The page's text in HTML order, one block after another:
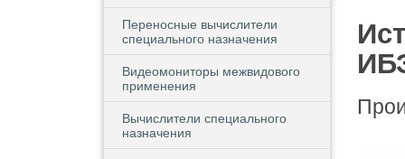
Переносные вычислители
специального назначения
Видеомониторы межвидового
применения
Вычислители специального
назначения